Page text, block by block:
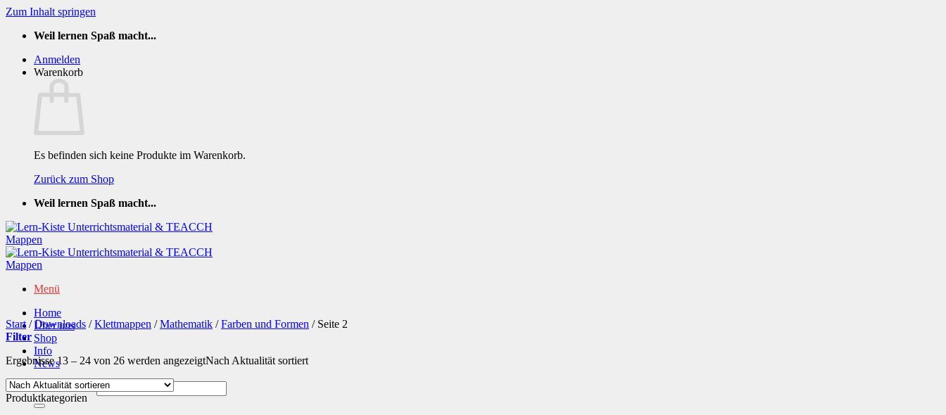
Zum Inhalt springen
Weil lernen Spaß macht...
Anmelden
Warenkorb
Es befinden sich keine Produkte im Warenkorb.
Zurück zum Shop
Weil lernen Spaß macht...
Menü
Home
Über uns
Shop
Info
News
Suchen nach:
Start / Downloads / Klettmappen / Mathematik / Farben und Formen /Seite 2
Filter
Ergebnisse 13 – 24 von 26 werden angezeigtNach Aktualität sortiert
Produktkategorien